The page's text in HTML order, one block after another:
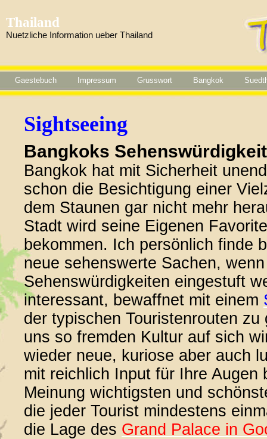
Thailand
Nuetzliche Information ueber Thailand
Gaestebuch Impressum Grusswort Bangkok
Sightseeing
Bangkoks
Bangkok hat mit Sicherheit
schon die Besichtigung einer
dem Staunen gar nicht mehr
Stadt wird seine Eigenen
bekommen. Ich persönlich finde
neue sehenswerte Sachen,
Sehens­wür­dig­keiten eingestuft
interessant, bewaffnet mit einem
der typischen Touristenrouten
uns so fremden Kultur auf sich
wieder neue, kuriose aber auch
mit reichlich Input für Ihre
Meinung wichtigsten und
die jeder Tourist mindestens
die Lage des Grand Palace in